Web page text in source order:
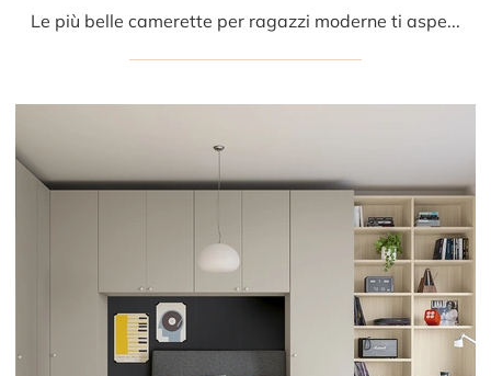
Le più belle camerette per ragazzi moderne ti aspettano! Scopri il modello Golf Y108 di Colombini Casa.